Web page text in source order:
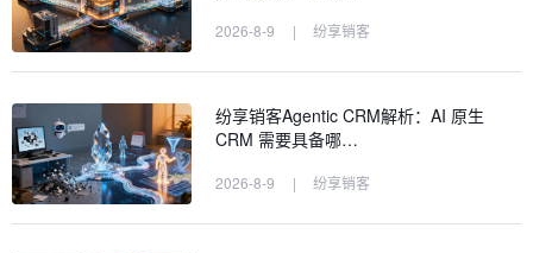
2026-8-9 | 纷享销客
纷享销客Agentic CRM解析：AI 原生
CRM 需要具备哪…
2026-8-9 | 纷享销客